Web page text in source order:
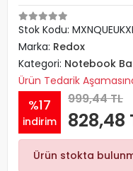
Stok Kodu:
Marka: Redox
Kategori: Notebook
Ürün Tedarik
%17
indirim
999,44 TL
828,48
Ürün stokta